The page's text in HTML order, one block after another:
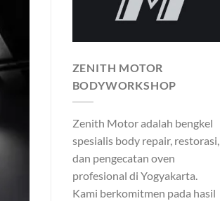
ZENITH MOTOR
BODYWORKSHOP
Zenith Motor adalah bengkel
spesialis body repair, restorasi,
dan pengecatan oven
profesional di Yogyakarta.
Kami berkomitmen pada hasil